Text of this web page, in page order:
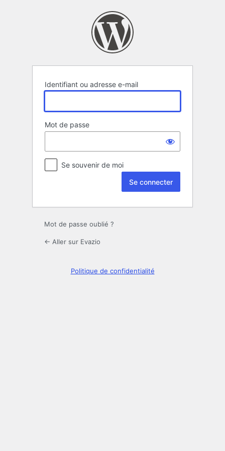
Identifiant ou adresse e-mail
Mot de passe
Se souvenir de moi
Mot de passe oublié ?
← Aller sur Evazio
Politique de confidentialité